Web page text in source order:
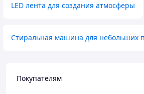
LED лента для создания атмосферы
Стиральная машина для небольших
Покупателям